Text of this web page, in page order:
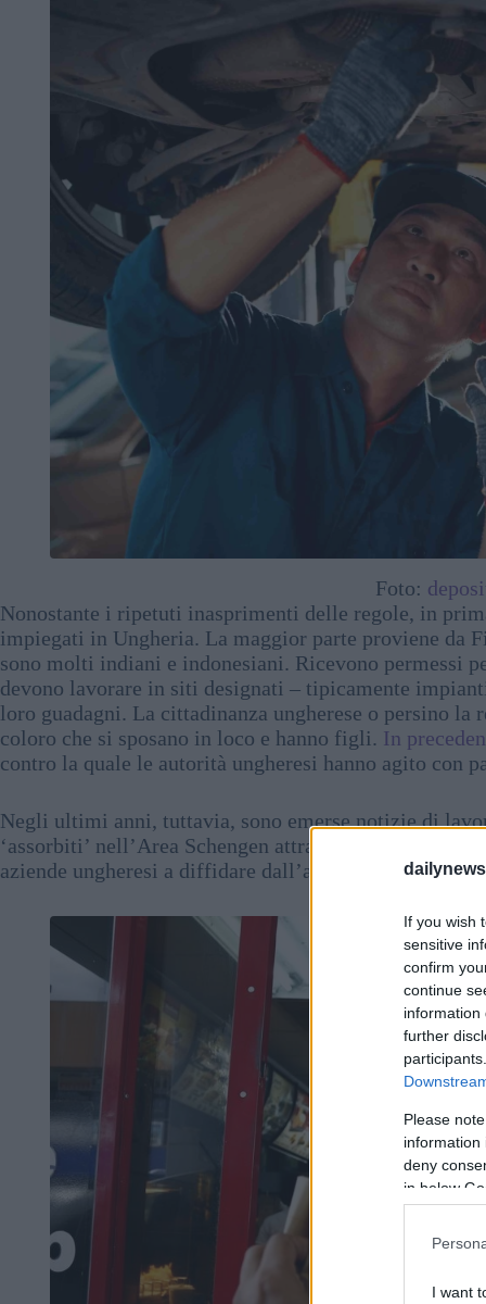
If you wish
sensitive
confirm
continue
information
further
Please
information
deny
in below
I want
Foto:
Nonostante i ripetuti inasprimenti delle regole, in
impiegati in Ungheria. La maggior parte proviene da
sono molti indiani e indonesiani. Ricevono permessi
devono lavorare in siti designati – tipicamente
loro guadagni. La cittadinanza ungherese o persino la
coloro che si sposano in loco e hanno figli. In
contro la quale le autorità ungheresi hanno agito con
Negli ultimi anni, tuttavia, sono emerse notizie di
‘assorbiti’ nell’Area Schengen attraverso le reti
aziende ungheresi a diffidare dall’assumere